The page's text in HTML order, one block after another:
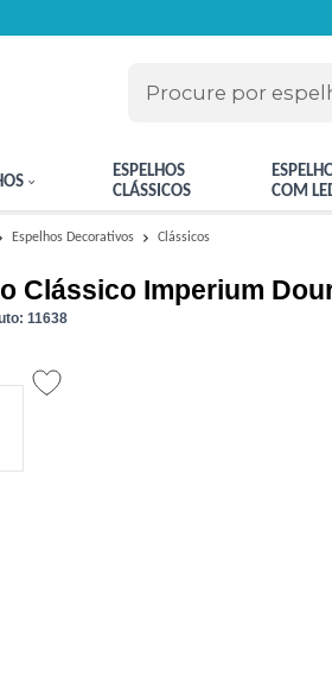
ESPELHOS
CLÁSSICOS
COM
Espelhos Decorativos Clássicos
Clássico Imperium
11638